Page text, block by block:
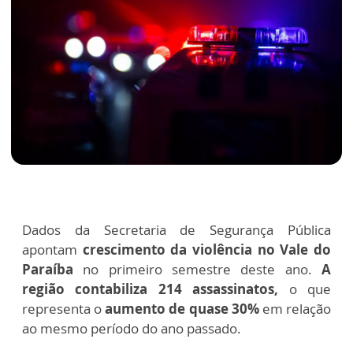
Dados da Secretaria de Segurança Pública
apontam crescimento da violência no Vale do
Paraíba no primeiro semestre deste ano. A
região contabiliza 214 assassinatos, o que
representa oaumento de quase 30% em relação
ao mesmo período do ano passado.